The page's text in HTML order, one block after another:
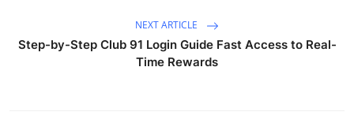
NEXT ARTICLE
Step-by-Step Club 91 Login Guide Fast Access to Real-
Time Rewards